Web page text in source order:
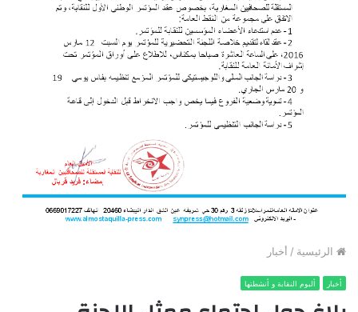
الرئيسية / أخبار
أخبار ألبوم النقابة و أنشطتها